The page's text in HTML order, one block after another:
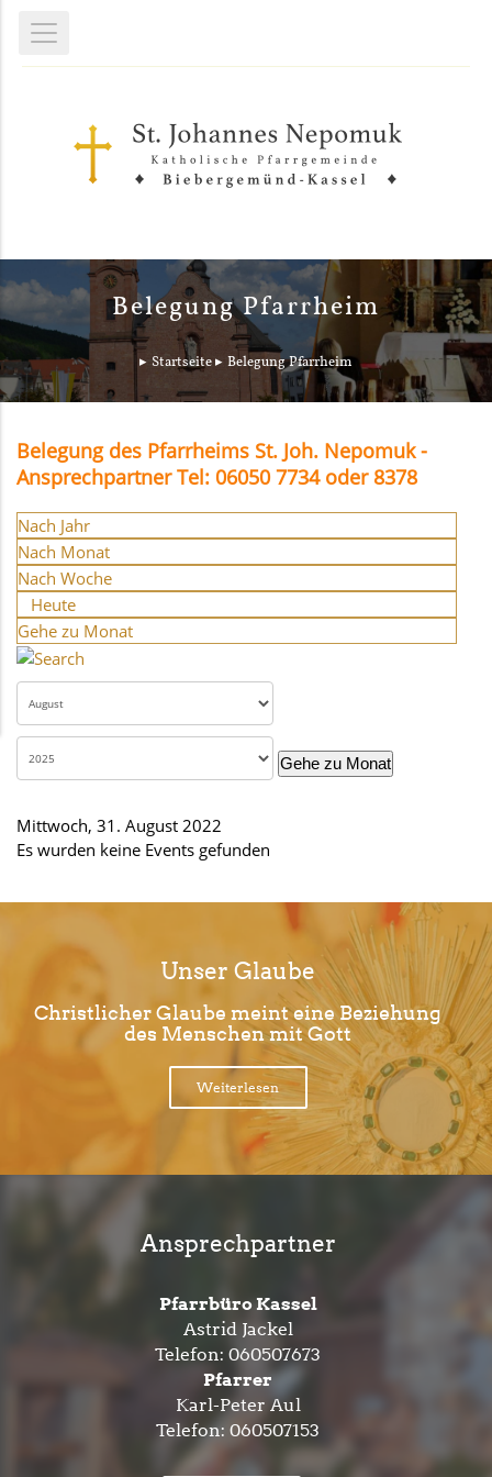
Belegung Pfarrheim
Startseite Belegung Pfarrheim
Belegung des Pfarrheims St. Joh. Nepomuk -
Ansprechpartner Tel: 06050 7734 oder 8378
Nach Jahr
Nach Monat
Nach Woche
Heute
Gehe zu Monat
Gehe zu Monat
Mittwoch, 31. August 2022
Es wurden keine Events gefunden
Unser Glaube
Christlicher Glaube meint eine Beziehung
des Menschen mit Gott
Weiterlesen
Ansprechpartner
Pfarrbüro Kassel
Astrid Jackel
Telefon: 060507673
Pfarrer
Karl-Peter Aul
Telefon: 060507153